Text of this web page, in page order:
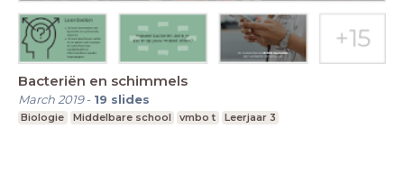
Bacteriën en schimmels
March 2019- 19 slides
Biologie Middelbare school vmbo t Leerjaar 3